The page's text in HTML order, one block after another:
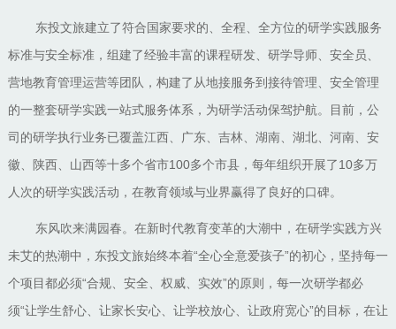
东投文旅建立了符合国家要求的、全程、全方位的研学实践服务
标准与安全标准，组建了经验丰富的课程研发、研学导师、安全员、
营地教育管理运营等团队，构建了从地接服务到接待管理、安全管理
的一整套研学实践一站式服务体系，为研学活动保驾护航。目前，公
司的研学执行业务已覆盖江西、广东、吉林、湖南、湖北、河南、安
徽、陕西、山西等十多个省市100多个市县，每年组织开展了10多万
人次的研学实践活动，在教育领域与业界赢得了良好的口碑。
东风吹来满园春。在新时代教育变革的大潮中，在研学实践方兴
未艾的热潮中，东投文旅始终本着“全心全意爱孩子”的初心，坚持每一
个项目都必须“合规、安全、权威、实效”的原则，每一次研学都必
须“让学生舒心、让家长安心、让学校放心、让政府宽心”的目标，在让